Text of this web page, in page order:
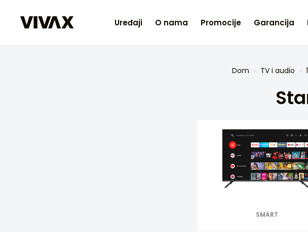
Uređaji O nama Promocije Garancija
Dom TV i audio
SMART